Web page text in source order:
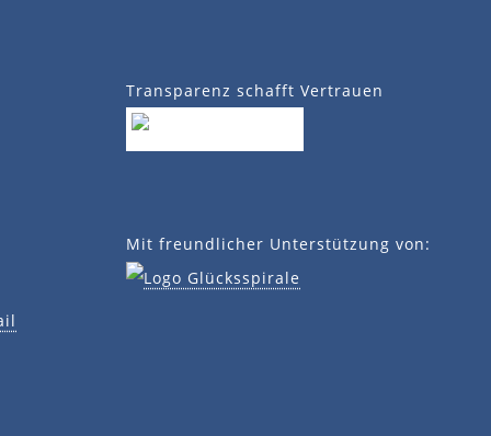
Transparenz schafft Vertrauen
Mit freundlicher Unterstützung von: